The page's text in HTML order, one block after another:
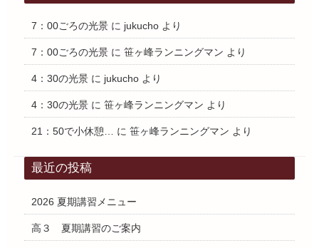
7：00ごろの光景に jukuchoより
7：00ごろの光景に 笹ヶ峰ランニングマン より
4：30の光景に jukuchoより
4：30の光景に 笹ヶ峰ランニングマン より
21：50で小休憩… に 笹ヶ峰ランニングマン より
最近の投稿
2026 夏期講習メニュー
高３ 夏期講習のご案内